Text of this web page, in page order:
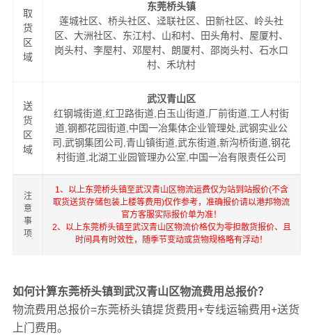
取
货
区
域
东莞桥头镇
莲城社区、桥头社区、迳联社区、田新社区、岭头社
区、大洲社区、东江村、山和村、田头角村、屋厦村、
岗头村、李屋村、邓屋村、朗厦村、邵岗头村、石水口
村、禾坑村
送
货
区
域
武汉青山区
红钢城街道,红卫路街道,白玉山街道,厂前街道,工人村街
道,钢都花园街道,中国一冶集体企业管理处,武钢实业公
司,武钢集团公司,青山镇街道,武东街道,新沟桥街道,钢花
村街道,北湖工业园管理办公室,中国一冶有限责任公司
注
意
事
项
1、以上东莞桥头镇至武汉青山区物流运费仅为站到站报价(不含
取货送货存储包装上楼等费用)仅作参考，准确报价请以港邦物流
官方客服实际报价单为准！
2、以上东莞桥头镇至武汉青山区物流价格仅为零担散货报价、且
时间具有时效性，随季节变动或货物规格略有浮动！
如何计算东莞桥头镇到武汉青山区物流费用总报价？
物流费用总报价=东莞桥头镇提货费用+专线运输费用+送货
上门费用。